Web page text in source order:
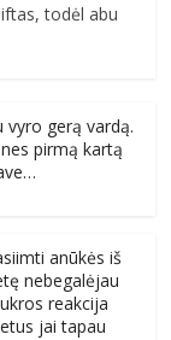
todėl abu
vyro gerą vardą.
pirmą kartą
anūkės iš
nebegalėjau
reakcija
jai tapau